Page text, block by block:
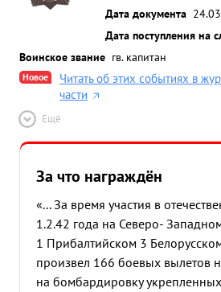
Дата документа
Дата поступления на
Воинское звание гв. капитан
Новое
Читать об этих событиях в
части
Ещё
За что награждён
«... За время участия в
1.2.42 года на Северо-
1 Прибалтийском 3
произвел 166 боевых вылетов
на бомбардировку